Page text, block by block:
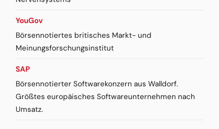
YouGov
Börsennotiertes britisches Markt- und
Meinungsforschungsinstitut
SAP
Börsennotierter Softwarekonzern aus Walldorf.
Größtes europäisches Softwareunternehmen nach
Umsatz.